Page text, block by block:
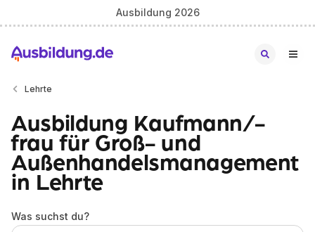
Ausbildung 2026
Lehrte
Ausbildung Kaufmann/-
frau für Groß- und
Außenhandelsmanagement
in Lehrte
Was suchst du?